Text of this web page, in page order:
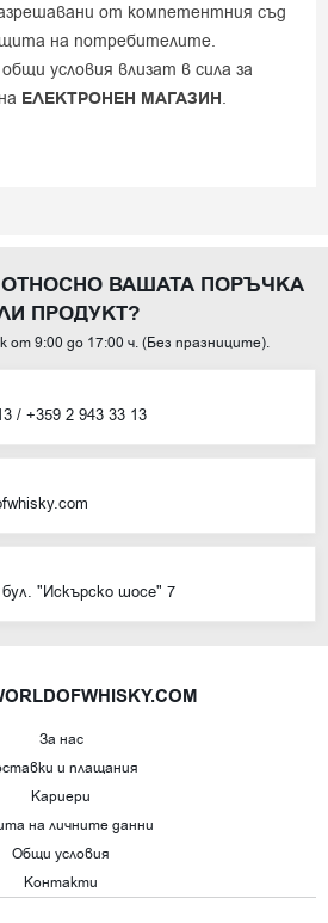
от компетентния съд
на потребителите.
условия влизат в сила за
на ЕЛЕКТРОНЕН МАГАЗИН.
ВАШАТА ПОРЪЧКА
ПРОДУКТ?
от 9:00 до 17:00 ч. (Без празниците).
/ +359 2 943 33 13
"Искърско шосе" 7
За нас
и плащания
Кариери
на личните данни
Общи условия
Контакти